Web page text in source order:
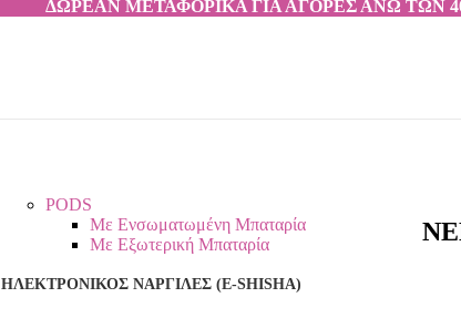
ΔΩΡΕΑΝ ΜΕΤΑΦΟΡΙΚΑ ΓΙΑ ΑΓΟΡΕΣ ΑΝΩ ΤΩΝ
PODS
Με Ενσωματωμένη Μπαταρία
Με Εξωτερική Μπαταρία
ΗΛΕΚΤΡΟΝΙΚΌΣ ΝΑΡΓΙΛΈΣ (E-SHISHA)